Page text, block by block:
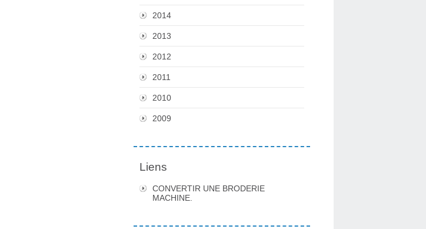
2014
2013
2012
2011
2010
2009
Liens
CONVERTIR UNE BRODERIE
MACHINE.